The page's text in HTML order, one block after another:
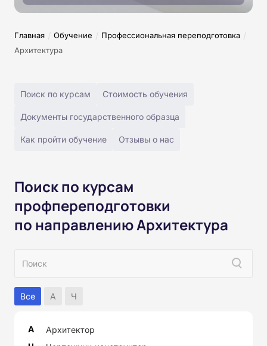
Главная / Обучение / Профессиональная переподготовка /
Архитектура
Поиск по курсам Стоимость обучения
Документы государственного образца
Как пройти обучение Отзывы о нас
Поиск по курсам
профпереподготовки
по направлению Архитектура
Все А Ч
А
Архитектор